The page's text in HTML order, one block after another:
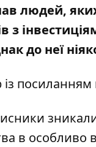
людей,
до неї
посиланням
в особливо